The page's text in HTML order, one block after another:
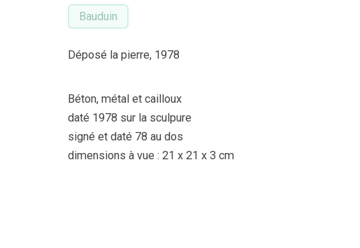
Bauduin
Déposé la pierre, 1978
Béton, métal et cailloux
daté 1978 sur la sculpure
signé et daté 78 au dos
dimensions à vue : 21 x 21 x 3 cm